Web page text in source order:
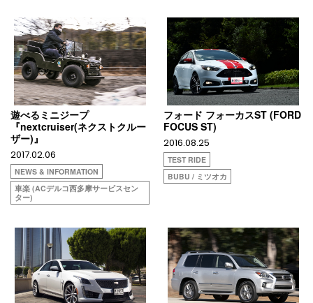
遊べるミニジープ
『nextcruiser(ネクストクルー
ザー)』
2017.02.06
NEWS & INFORMATION
車楽 (ACデルコ西多摩サービスセン
ター)
フォード フォーカスST (FORD
FOCUS ST)
2016.08.25
TEST RIDE
BUBU / ミツオカ